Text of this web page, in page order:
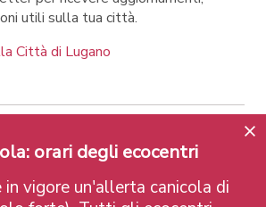
utili sulla tua città.
Città di Lugano
Note legali
Privacy Policy
Credits
orari degli ecocentri
vigore un'allerta canicola di